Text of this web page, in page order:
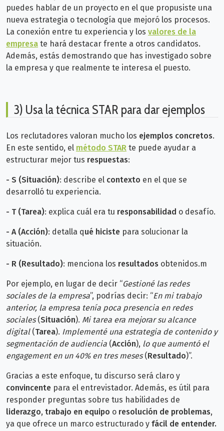
puedes hablar de un proyecto en el que propusiste una
nueva estrategia o tecnología que mejoró los procesos.
La conexión entre tu experiencia y los valores de la
empresa te hará destacar frente a otros candidatos.
Además, estás demostrando que has investigado sobre
la empresa y que realmente te interesa el puesto.
3) Usa la técnica STAR para dar ejemplos
Los reclutadores valoran mucho los ejemplos concretos.
En este sentido, el método STAR te puede ayudar a
estructurar mejor tus respuestas:
- S (Situación): describe el contexto en el que se
desarrolló tu experiencia.
- T (Tarea): explica cuál era tu responsabilidad o desafío.
- A (Acción): detalla qué hiciste para solucionar la
situación.
- R (Resultado): menciona los resultados obtenidos.m
Por ejemplo, en lugar de decir “Gestioné las redes
sociales de la empresa”, podrías decir: “En mi trabajo
anterior, la empresa tenía poca presencia en redes
sociales(Situación). Mi tarea era mejorar su alcance
digital (Tarea). Implementé una estrategia de contenido y
segmentación de audiencia (Acción), lo que aumentó el
engagement en un 40% en tres meses(Resultado)”.
Gracias a este enfoque, tu discurso será claro y
convincente para el entrevistador. Además, es útil para
responder preguntas sobre tus habilidades de
liderazgo, trabajo en equipo o resolución de problemas,
ya que ofrece un marco estructurado y fácil de entender.